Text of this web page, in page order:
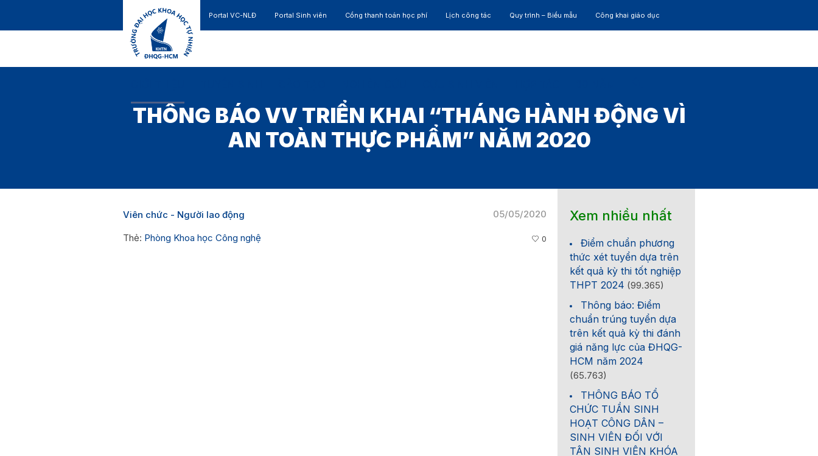
Portal VC-NLĐ Portal Sinh viên Cổng thanh toán học phí Lịch công tác Quy trình – Biểu mẫu Công khai giáo dục
THÔNG BÁO VV TRIỂN KHAI “THÁNG HÀNH ĐỘNG VÌ
AN TOÀN THỰC PHẨM” NĂM 2020
05/05/2020
Viên chức - Người lao động
Thẻ: Phòng Khoa học Công nghệ 0
Xem nhiều nhất
Điểm chuẩn phương
thức xét tuyển dựa trên
kết quả kỳ thi tốt nghiệp
THPT 2024 (99.365)
Thông báo: Điểm
chuẩn trúng tuyển dựa
trên kết quả kỳ thi đánh
giá năng lực của ĐHQG-
HCM năm 2024
(65.763)
THÔNG BÁO TỔ
CHỨC TUẦN SINH
HOẠT CÔNG DÂN –
SINH VIÊN ĐỐI VỚI
TÂN SINH VIÊN KHÓA